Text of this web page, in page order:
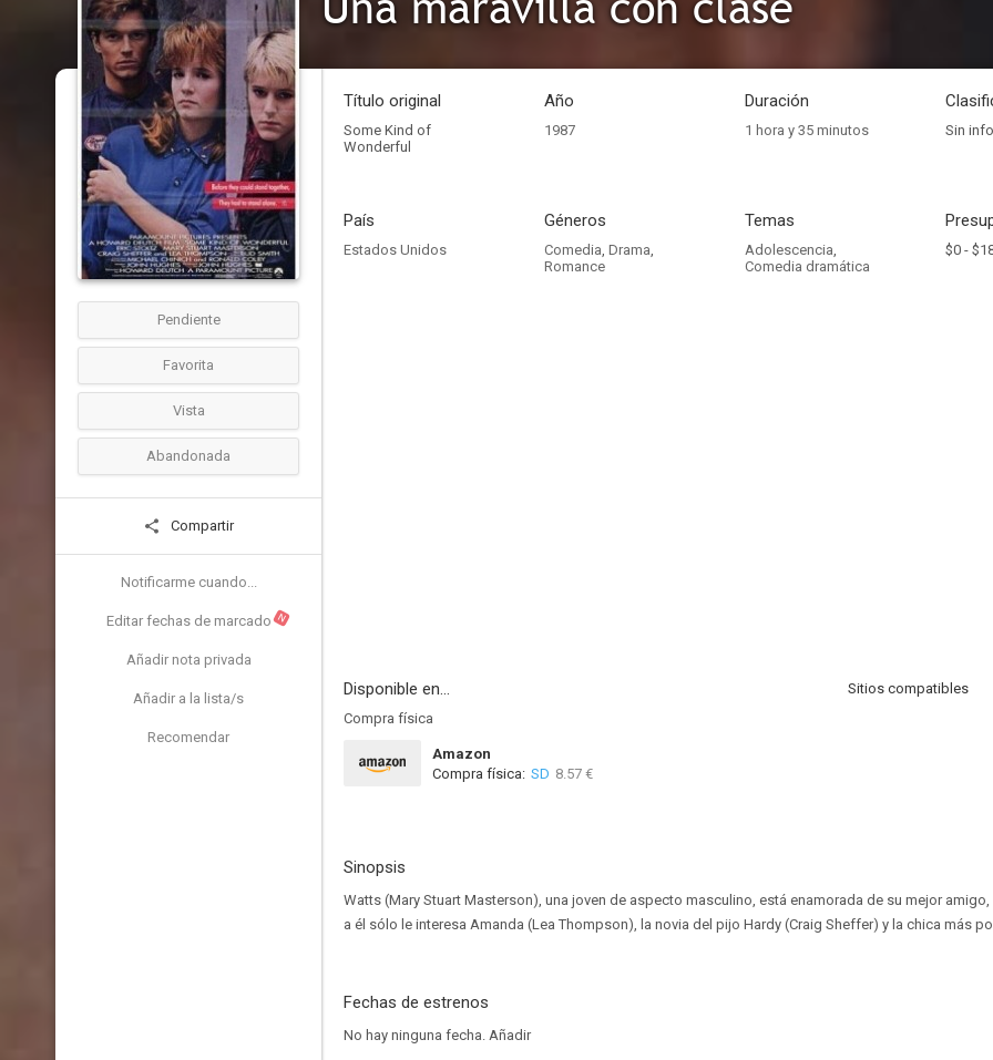
Pendiente
Favorita
Vista
Abandonada
Compartir
Notificarme cuando...
Editar fechas de marcado N
Añadir nota privada
Añadir a la lista/s
Recomendar
Título original
Some Kind of
Wonderful
Año
1987
Duración
1 hora y 35 minutos Sin
País
Estados Unidos
Géneros
Comedia, Drama,
Romance
Temas
Adolescencia,
Comedia dramática
$0 -
Disponible en...
Sitios compatibles
Compra física
Amazon
Compra física: SD 8.57 €
Sinopsis
Watts (Mary Stuart Masterson), una joven de aspecto masculino, está enamorada de su mejor
a él sólo le interesa Amanda (Lea Thompson), la novia del pijo Hardy (Craig Sheffer) y la chica más
Fechas de estrenos
No hay ninguna fecha. Añadir